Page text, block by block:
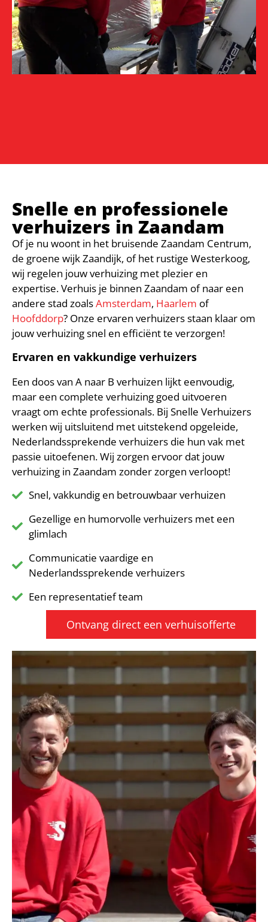
Snelle en professionele
verhuizers in Zaandam
Of je nu woont in het bruisende Zaandam Centrum,
de groene wijk Zaandijk, of het rustige Westerkoog,
wij regelen jouw verhuizing met plezier en
expertise. Verhuis je binnen Zaandam of naar een
andere stad zoalsAmsterdam, Haarlem of
Hoofddorp? Onze ervaren verhuizers staan klaar om
jouw verhuizing snel en efficiënt te verzorgen!
Ervaren en vakkundige verhuizers
Een doos van A naar B verhuizen lijkt eenvoudig,
maar een complete verhuizing goed uitvoeren
vraagt om echte professionals. Bij Snelle Verhuizers
werken wij uitsluitend met uitstekend opgeleide,
Nederlandssprekende verhuizers die hun vak met
passie uitoefenen. Wij zorgen ervoor dat jouw
verhuizing in Zaandam zonder zorgen verloopt!
Snel, vakkundig en betrouwbaar verhuizen
Gezellige en humorvolle verhuizers met een
glimlach
Communicatie vaardige en
Nederlandssprekende verhuizers
Een representatief team
Ontvang direct een verhuisofferte